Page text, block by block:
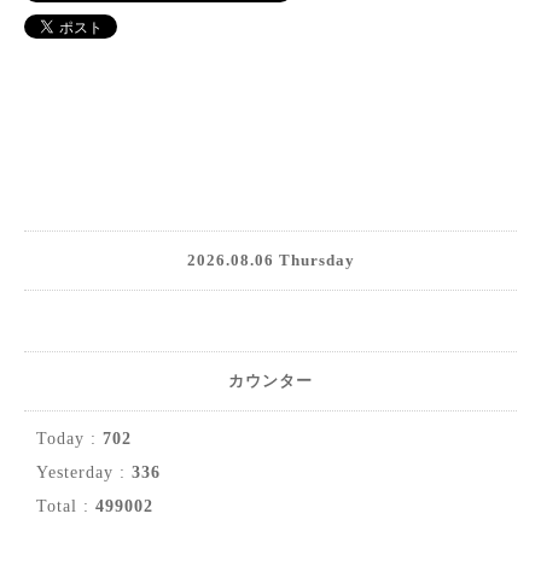
2026.08.06 Thursday
カウンター
Today : 702
Yesterday : 336
Total : 499002